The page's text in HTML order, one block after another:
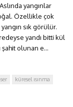
yangınlar
Özellikle çok
sık görülür.
yandı bitti kül
şahit olunan e...
küresel ısınma